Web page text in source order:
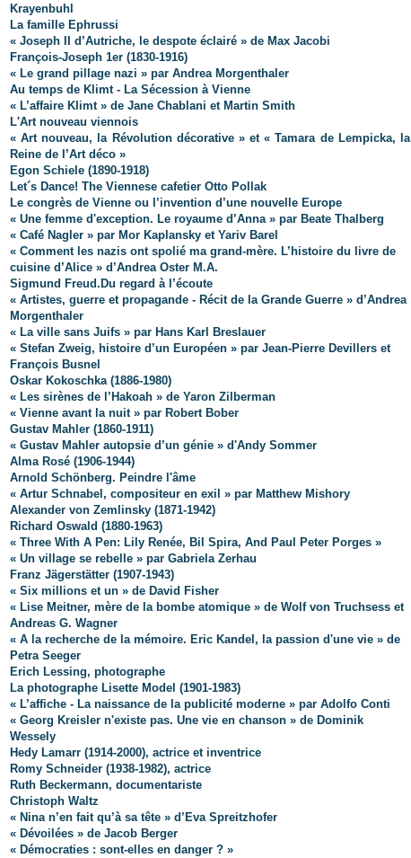
Krayenbuhl
La famille Ephrussi
« Joseph II d’Autriche, le despote éclairé » de Max Jacobi
François-Joseph 1er (1830-1916)
« Le grand pillage nazi » par Andrea Morgenthaler
Au temps de Klimt - La Sécession à Vienne
« L’affaire Klimt » de Jane Chablani et Martin Smith
L'Art nouveau viennois
« Art nouveau, la Révolution décorative » et « Tamara de Lempicka, la
Reine de l’Art déco »
Egon Schiele (1890-1918)
Let´s Dance! The Viennese cafetier Otto Pollak
Le congrès de Vienne ou l’invention d’une nouvelle Europe
« Une femme d'exception. Le royaume d’Anna » par Beate Thalberg
« Café Nagler » par Mor Kaplansky et Yariv Barel
« Comment les nazis ont spolié ma grand-mère. L’histoire du livre de
cuisine d’Alice » d’Andrea Oster M.A.
Sigmund Freud.Du regard à l’écoute
« Artistes, guerre et propagande - Récit de la Grande Guerre » d’Andrea
Morgenthaler
« La ville sans Juifs » par Hans Karl Breslauer
« Stefan Zweig, histoire d’un Européen » par Jean-Pierre Devillers et
François Busnel
Oskar Kokoschka (1886-1980)
« Les sirènes de l’Hakoah » de Yaron Zilberman
« Vienne avant la nuit » par Robert Bober
Gustav Mahler (1860-1911)
« Gustav Mahler autopsie d’un génie » d'Andy Sommer
Alma Rosé (1906-1944)
Arnold Schönberg. Peindre l'âme
« Artur Schnabel, compositeur en exil » par Matthew Mishory
Alexander von Zemlinsky (1871-1942)
Richard Oswald (1880-1963)
« Three With A Pen: Lily Renée, Bil Spira, And Paul Peter Porges »
« Un village se rebelle » par Gabriela Zerhau
Franz Jägerstätter (1907-1943)
« Six millions et un » de David Fisher
« Lise Meitner, mère de la bombe atomique » de Wolf von Truchsess et
Andreas G. Wagner
« A la recherche de la mémoire. Eric Kandel, la passion d'une vie » de
Petra Seeger
Erich Lessing, photographe
La photographe Lisette Model (1901-1983)
« L’affiche - La naissance de la publicité moderne » par Adolfo Conti
« Georg Kreisler n'existe pas. Une vie en chanson » de Dominik
Wessely
Hedy Lamarr (1914-2000), actrice et inventrice
Romy Schneider (1938-1982), actrice
Ruth Beckermann, documentariste
Christoph Waltz
« Nina n’en fait qu’à sa tête » d’Eva Spreitzhofer
« Dévoilées » de Jacob Berger
« Démocraties : sont-elles en danger ? »